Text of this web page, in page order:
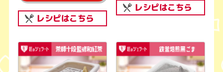
レシピはこちら
レシピはこちら